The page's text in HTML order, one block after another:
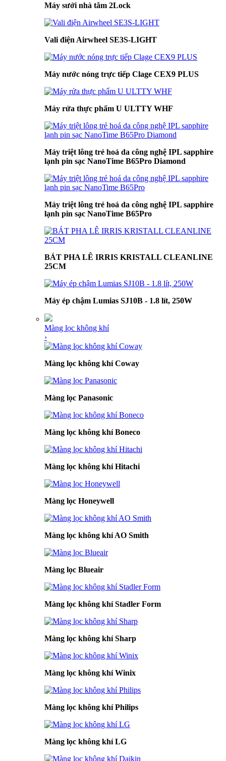
Máy sưởi nhà tắm 2Lock
Vali điện Airwheel SE3S-LIGHT
Máy nước nóng trực tiếp Clage CEX9 PLUS
Máy rửa thực phẩm U ULTTY WHF
Máy triệt lông trẻ hoá da công nghệ IPL sapphire
lạnh pin sạc NanoTime B65Pro Diamond
Máy triệt lông trẻ hoá da công nghệ IPL sapphire
lạnh pin sạc NanoTime B65Pro
BÁT PHA LÊ IRRIS KRISTALL CLEANLINE
25CM
Máy ép chậm Lumias SJ10B - 1.8 lít, 250W
Màng lọc không khí
›
Màng lọc không khí Coway
Màng lọc Panasonic
Màng lọc không khí Boneco
Màng lọc không khí Hitachi
Màng lọc Honeywell
Màng lọc không khí AO Smith
Màng lọc Blueair
Màng lọc không khí Stadler Form
Màng lọc không khí Sharp
Màng lọc không khí Winix
Màng lọc không khí Philips
Màng lọc không khí LG